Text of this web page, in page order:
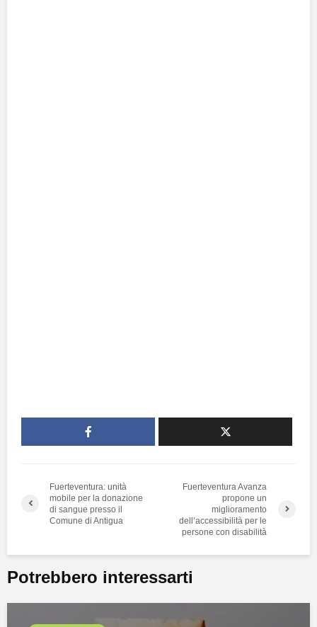
Fuerteventura: unità
mobile per la donazione
di sangue presso il
Comune di Antigua
Fuerteventura Avanza
propone un
miglioramento
dell’accessibilità per le
persone con disabilità
Potrebbero interessarti